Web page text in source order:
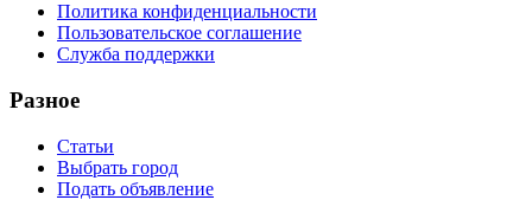
Политика конфиденциальности
Пользовательское соглашение
Служба поддержки
Разное
Статьи
Выбрать город
Подать объявление